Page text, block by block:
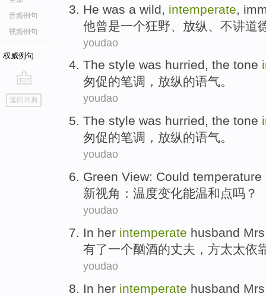
音频例句
视频例句
权威例句
go
top
返回词典
He was a wild intemperate
他曾是一个狂野 放纵 、不讲道
youdao
The style was hurried, the tone
匆促的笔调， 放纵的语气。
youdao
The style was hurried, the tone
匆促的笔调， 放纵的语气。
youdao
Green View: Could temperature
新视角 ： 温度变化能温和 点吗？
youdao
In her intemperate husband Mrs
有了一个酗酒的丈夫 ， 方太太依
youdao
In her intemperate husband Mrs